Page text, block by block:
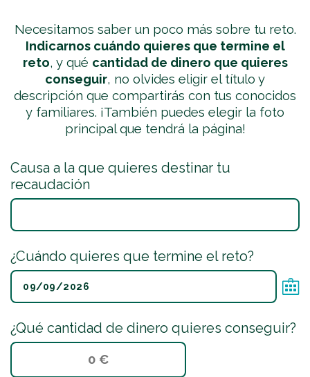
Necesitamos saber un poco más sobre tu reto.
Indicarnos cuándo quieres que termine el
reto, y qué cantidad de dinero que quieres
conseguir, no olvides eligir el título y
descripción que compartirás con tus conocidos
y familiares. ¡También puedes elegir la foto
principal que tendrá la página!
Causa a la que quieres destinar tu
recaudación
¿Cuándo quieres que termine el reto?
¿Qué cantidad de dinero quieres conseguir?